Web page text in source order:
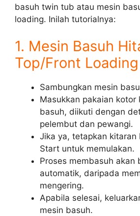
basuh twin tub atau mesin
loading. Inilah tutorialnya:
1. Mesin Basuh
Top/Front Loading
Sambungkan mesin
Masukkan pakaian kotor
basuh, diikuti dengan
pelembut dan pewangi.
Jika ya, tetapkan kitaran
Start untuk memulakan.
Proses membasuh akan
automatik, daripada
mengering.
Apabila selesai,
mesin basuh.